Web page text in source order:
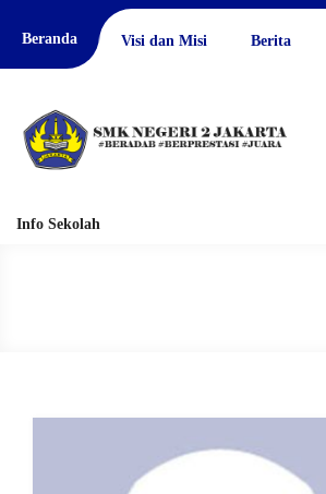
Beranda Visi dan Misi Berita
Info Sekolah